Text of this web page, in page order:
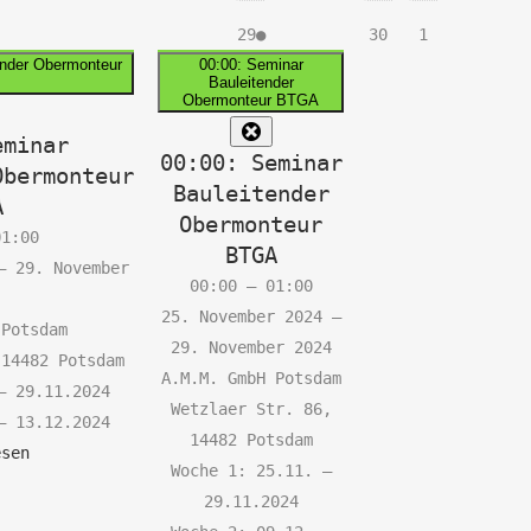
Obermonteur
29. November
Potsdam
29.11.2024
13.12.2024
2929.
November
2024
●(1
Veranstaltung)
00:00: Seminar
Bauleitender
Obermonteur BTGA
00:00: Seminar
Bauleitender
Obermonteur
BTGA
00:00 – 01:00
25. November 2024 –
29. November 2024
A.M.M. GmbH Potsdam
Wetzlaer Str. 86,
14482 Potsdam
Woche 1: 25.11. –
29.11.2024
3030.
1